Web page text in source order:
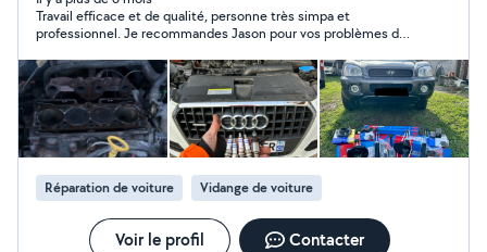
Travail efficace et de qualité, personne très simpa et
professionnel. Je recommandes Jason pour vos problèmes de
Réparation de voiture Vidange de voiture
Voir le profil Contacter